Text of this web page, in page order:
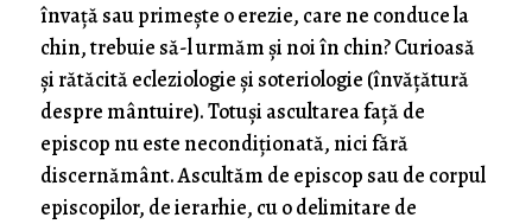
învață sau primește o erezie, care ne conduce la
chin, trebuie să-l urmăm și noi în chin? Curioasă
și rătăcită ecleziologie și soteriologie (învățătură
despre mântuire). Totuși ascultarea față de
episcop nu este necondiționată, nici fără
discernământ. Ascultăm de episcop sau de corpul
episcopilor, de ierarhie, cu o delimitare de